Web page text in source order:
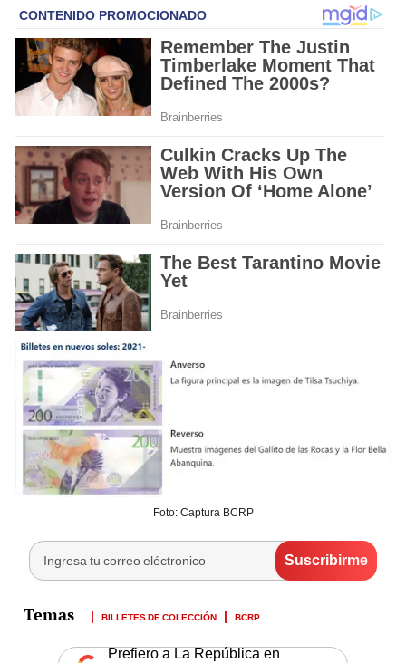
Foto: Captura BCRP
BILLETES DE COLECCIÓN BCRP
Prefiero a La República en